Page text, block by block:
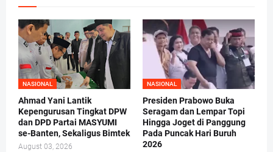
NASIONAL
Ahmad Yani Lantik
Kepengurusan Tingkat DPW
dan DPD Partai MASYUMI
se-Banten, Sekaligus Bimtek
August 03, 2026
NASIONAL
Presiden Prabowo Buka
Seragam dan Lempar Topi
Hingga Joget di Panggung
Pada Puncak Hari Buruh
2026